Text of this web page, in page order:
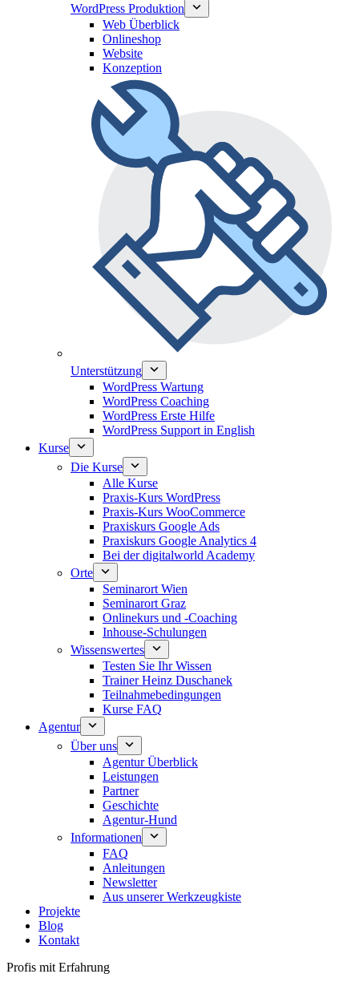
WordPress Produktion
Web Überblick
Onlineshop
Website
Konzeption
Unterstützung
WordPress Wartung
WordPress Coaching
WordPress Erste Hilfe
WordPress Support in English
Kurse
Die Kurse
Alle Kurse
Praxis-Kurs WordPress
Praxis-Kurs WooCommerce
Praxiskurs Google Ads
Praxiskurs Google Analytics 4
Bei der digitalworld Academy
Orte
Seminarort Wien
Seminarort Graz
Onlinekurs und -Coaching
Inhouse-Schulungen
Wissenswertes
Testen Sie Ihr Wissen
Trainer Heinz Duschanek
Teilnahmebedingungen
Kurse FAQ
Agentur
Über uns
Agentur Überblick
Leistungen
Partner
Geschichte
Agentur-Hund
Informationen
FAQ
Anleitungen
Newsletter
Aus unserer Werkzeugkiste
Projekte
Blog
Kontakt
Profis mit Erfahrung